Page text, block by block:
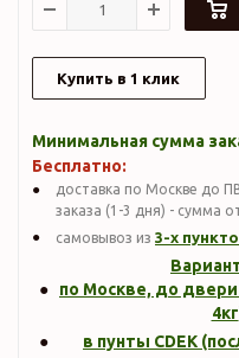
Купить в 1 клик
Минимальная сумма
Бесплатно:
доставка по Москве до
заказа (1-3 дня) - сумма
самовывоз из 3-х
по Москве, до
4кг
в пунты CDEK